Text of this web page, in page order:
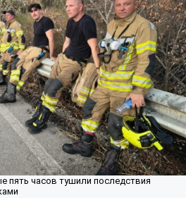
часов тушили последствия